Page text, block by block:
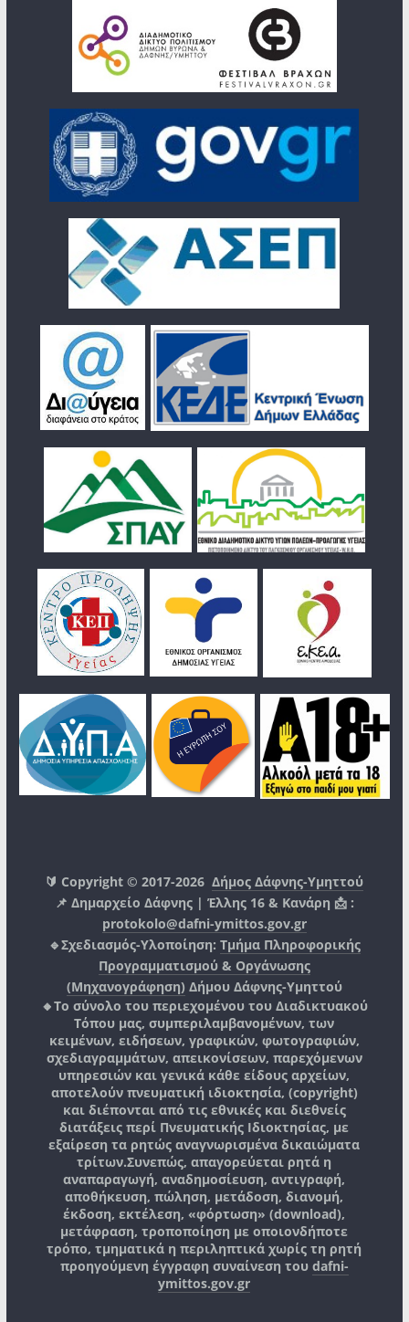
🔰 Copyright © 2017-2026Δήμος Δάφνης-Υμηττού
📌 Δημαρχείο Δάφνης | Έλλης 16 & Κανάρη 📩 :
protokolo@dafni-ymittos.gov.gr
🔹Σχεδιασμός-Υλοποίηση: Τμήμα Πληροφορικής
Προγραμματισμού & Οργάνωσης
(Μηχανογράφηση) Δήμου Δάφνης-Υμηττού
🔸Το σύνολο του περιεχομένου του Διαδικτυακού
Τόπου μας, συμπεριλαμβανομένων, των
κειμένων, ειδήσεων, γραφικών, φωτογραφιών,
σχεδιαγραμμάτων, απεικονίσεων, παρεχόμενων
υπηρεσιών και γενικά κάθε είδους αρχείων,
αποτελούν πνευματική ιδιοκτησία, (copyright)
και διέπονται από τις εθνικές και διεθνείς
διατάξεις περί Πνευματικής Ιδιοκτησίας, με
εξαίρεση τα ρητώς αναγνωρισμένα δικαιώματα
τρίτων.Συνεπώς, απαγορεύεται ρητά η
αναπαραγωγή, αναδημοσίευση, αντιγραφή,
αποθήκευση, πώληση, μετάδοση, διανομή,
έκδοση, εκτέλεση, «φόρτωση» (download),
μετάφραση, τροποποίηση με οποιονδήποτε
τρόπο, τμηματικά η περιληπτικά χωρίς τη ρητή
προηγούμενη έγγραφη συναίνεση του dafni-
ymittos.gov.gr